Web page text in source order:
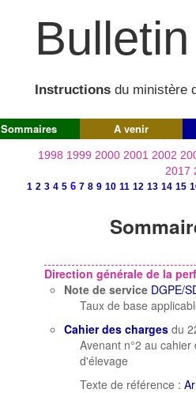
Instructions du ministère
Sommaires A venir
1998 1999 2000 2001 2002
2017
1 2 3 4 5 6 7 8 9 10 11 12 13 14 15
Direction générale de la
Note de service DGPE/
Taux de base
Cahier des charges du
Avenant n°2 au
d'élevage
Texte de référence :